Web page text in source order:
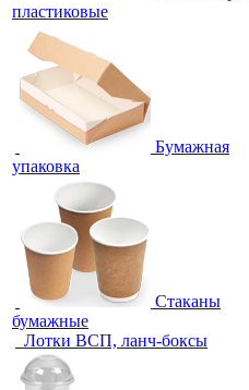
пластиковые
Бумажная
упаковка
Стаканы
бумажные
Лотки ВСП, ланч-боксы